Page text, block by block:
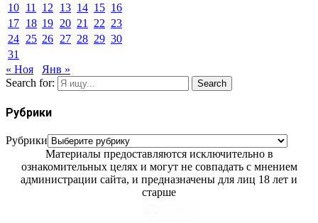
10 11 12 13 14 15 16
17 18 19 20 21 22 23
24 25 26 27 28 29 30
31
« Ноя
Янв »
Search for:
Search
Рубрики
Рубрики
Материалы предоставляются исключительно в
ознакомительных целях и могут не совпадать с мнением
администрации сайта, и предназначены для лиц 18 лет и
старше